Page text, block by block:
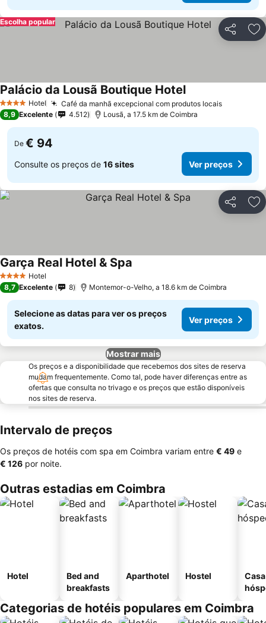
Partilhar
Escolha popular
4 EstrelasHotel Café da manhã excepcional com produtos locais
Palácio da Lousã Boutique Hotel
8,9 Excelente 4.512 Lousã, a 17.5 km de Coimbra
De € 94
Consulte os preços de 16 sites Ver preços
Partilhar
4 EstrelasHotel
Garça Real Hotel & Spa
8,7 Excelente 8 Montemor-o-Velho, a 18.6 km de Coimbra
Selecione as datas para ver os preços
exatos.
Ver preços
Mostrar mais
Os preços e a disponibilidade que recebemos dos sites de reserva
mudam frequentemente. Como tal, pode haver diferenças entre as
ofertas que consulta no trivago e os preços que estão disponíveis
nos sites de reserva.
Intervalo de preços
Os preços de hotéis com spa em Coimbra variam entre ‎€ 49 e
‎€ 126 por noite.
Outras estadias em Coimbra
Hotel
Bed and
breakfasts
Aparthotel Hostel
Categorias de hotéis populares em Coimbra